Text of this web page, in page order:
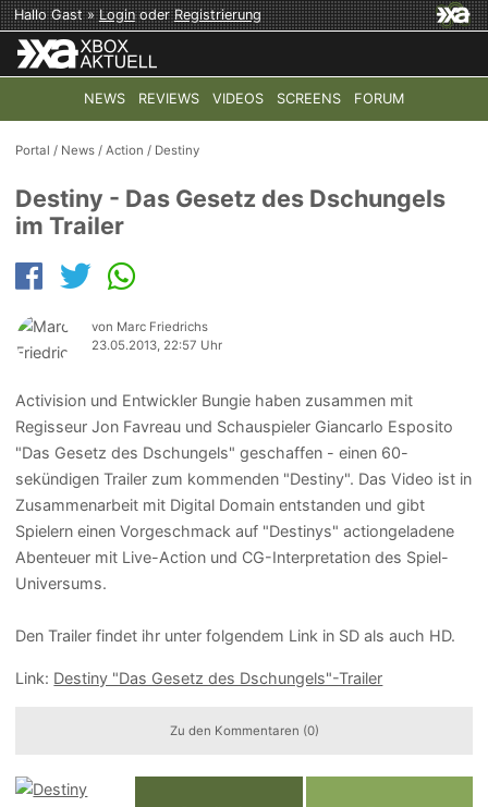
Hallo Gast »LoginoderRegistrierung
NEWS REVIEWS VIDEOS SCREENS FORUM
TOP-THEMEN: COD: MODERN WARFARE 4 HALO:
Portal / News /Action / Destiny
Destiny - Das Gesetz des Dschungels
im Trailer
von Marc Friedrichs
23.05.2013, 22:57 Uhr
Activision und Entwickler Bungie haben zusammen mit
Regisseur Jon Favreau und Schauspieler Giancarlo Esposito
"Das Gesetz des Dschungels" geschaffen - einen 60-
sekündigen Trailer zum kommenden "Destiny". Das Video ist in
Zusammenarbeit mit Digital Domain entstanden und gibt
Spielern einen Vorgeschmack auf "Destinys" actiongeladene
Abenteuer mit Live-Action und CG-Interpretation des Spiel-
Universums.
Den Trailer findet ihr unter folgendem Link in SD als auch HD.
Link: Destiny "Das Gesetz des Dschungels"-Trailer
Zu den Kommentaren (0)